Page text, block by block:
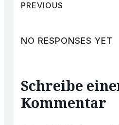
PREVIOUS
NO RESPONSES YET
Schreibe
Kommentar